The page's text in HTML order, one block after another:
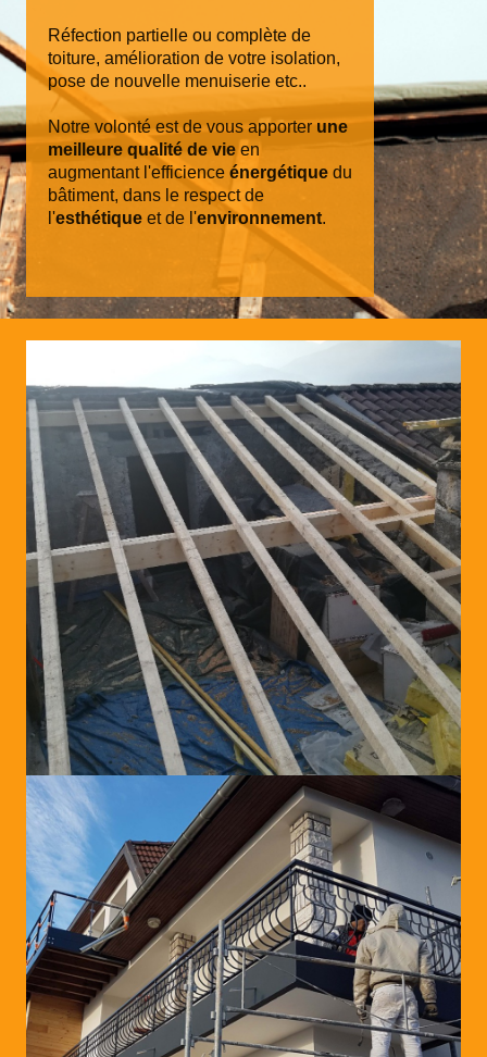
Réfection partielle ou complète de
toiture, amélioration de votre isolation,
pose de nouvelle menuiserie etc..
Notre volonté est de vous apporter une
meilleure qualité de vie en
augmentant l'efficience énergétique du
bâtiment, dans le respect de
l'esthétique et de l'environnement.